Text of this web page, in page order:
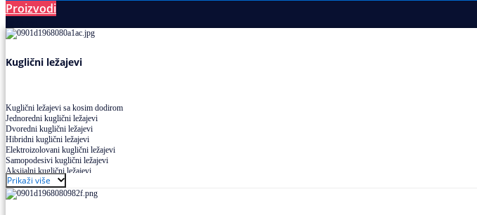
Proizvodi
Kuglični ležajevi
Kuglični ležajevi sa kosim dodirom
Jednoredni kuglični ležajevi
Dvoredni kuglični ležajevi
Hibridni kuglični ležajevi
Elektroizolovani kuglični ležajevi
Samopodesivi kuglični ležajevi
Aksijalni kuglični ležajevi
Kuglični ležajevi od nerđajućeg čelika
Prikaži više